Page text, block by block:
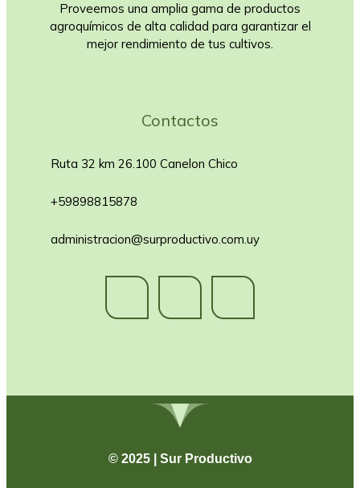
Proveemos una amplia gama de productos
agroquímicos de alta calidad para garantizar el
mejor rendimiento de tus cultivos.
Contactos
Ruta 32 km 26.100 Canelon Chico
+59898815878
administracion@surproductivo.com.uy
© 2025 | Sur Productivo